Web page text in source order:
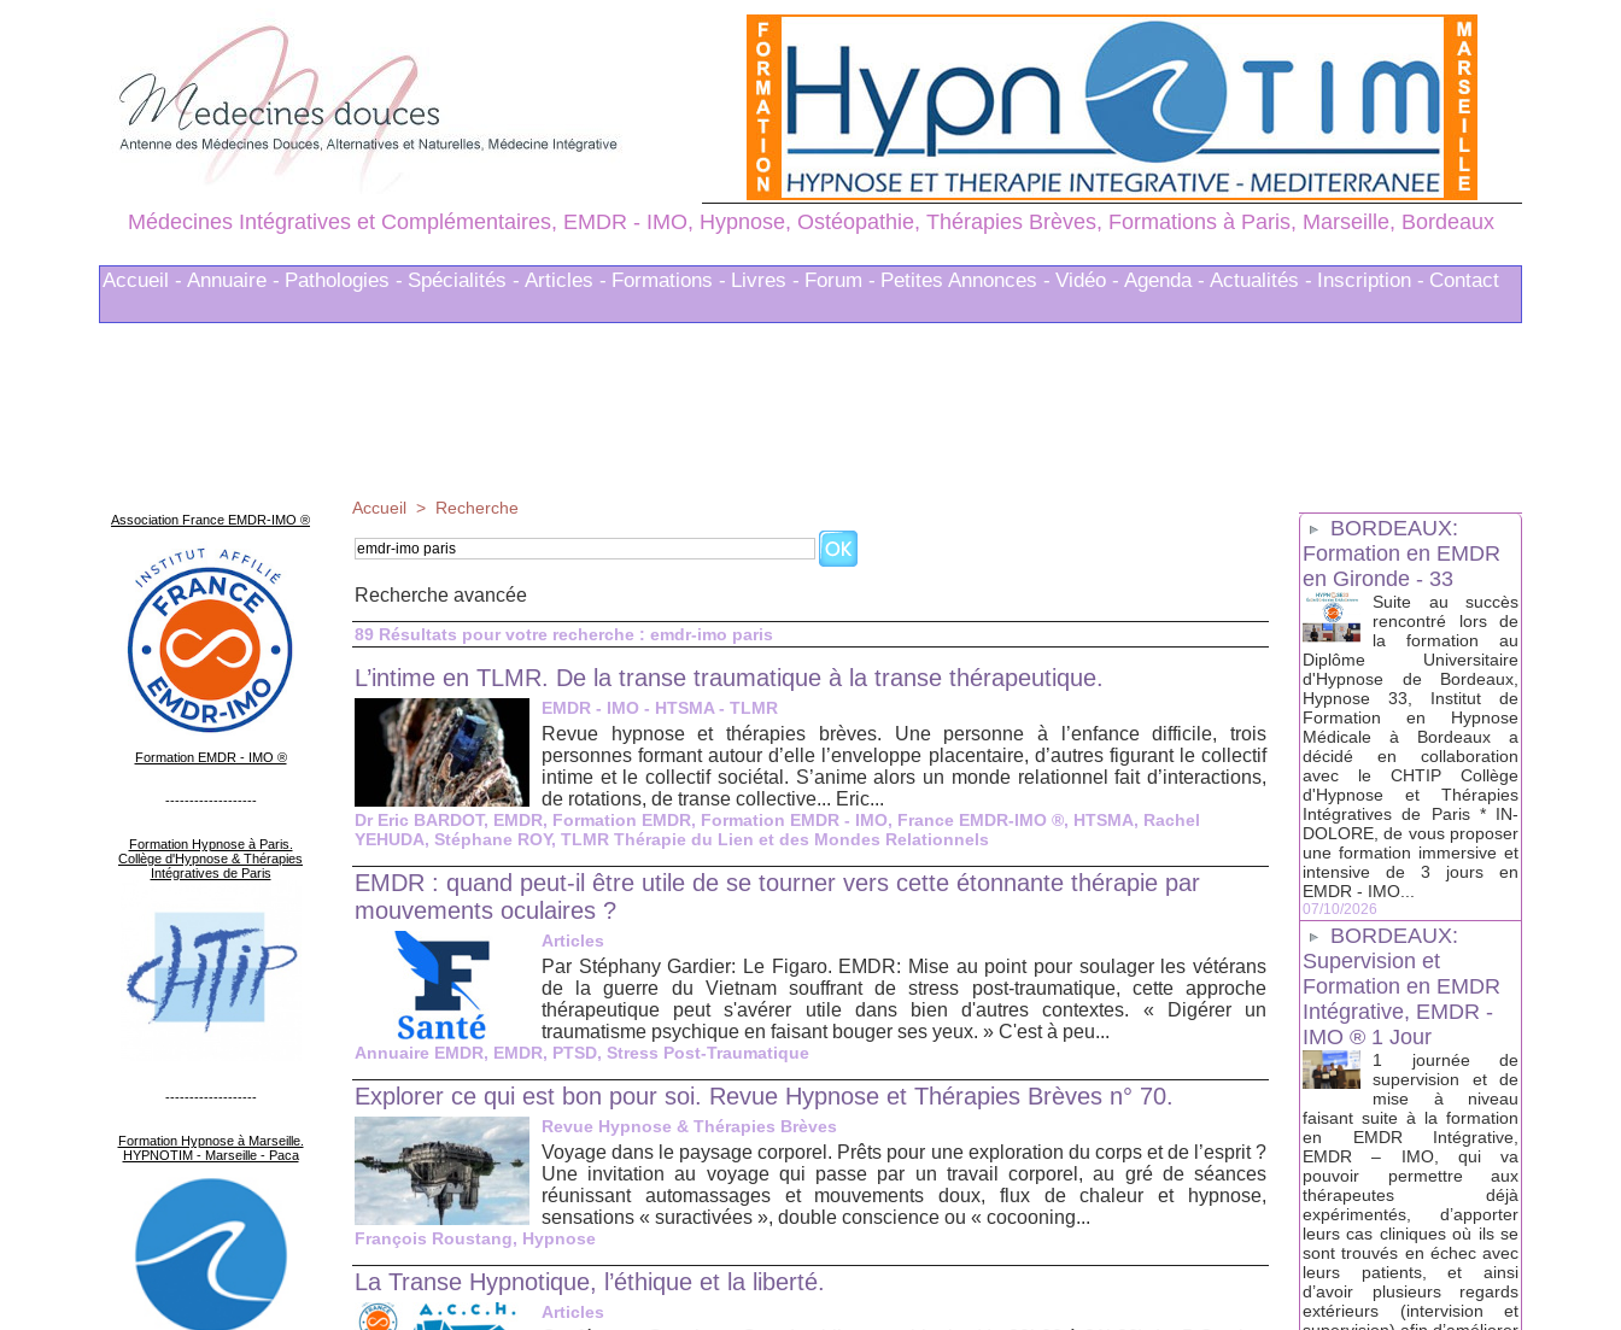
Médecines Intégratives et Complémentaires, EMDR - IMO, Hypnose, Ostéopathie, Thérapies Brèves, Formations à Paris, Marseille, Bordeaux
Accueil - Annuaire - Pathologies - Spécialités - Articles - Formations - Livres - Forum - Petites Annonces - Vidéo - Agenda - Actualités - Inscription - Contact
Association France EMDR-IMO ®
Formation EMDR - IMO ®
-------------------
Formation Hypnose à Paris.
Collège d'Hypnose & Thérapies
Intégratives de Paris
-------------------
Formation Hypnose à Marseille.
HYPNOTIM - Marseille - Paca
Accueil > Recherche
Recherche avancée
89 Résultats pour votre recherche : emdr-imo paris
L’intime en TLMR. De la transe traumatique à la transe thérapeutique.
EMDR - IMO - HTSMA - TLMR
Revue hypnose et thérapies brèves. Une personne à l’enfance difficile, trois
personnes formant autour d’elle l’enveloppe placentaire, d’autres figurant le collectif
intime et le collectif sociétal. S’anime alors un monde relationnel fait d’interactions,
de rotations, de transe collective... Eric...
Dr Eric BARDOT, EMDR, Formation EMDR, Formation EMDR - IMO, France EMDR-IMO ®, HTSMA, Rachel
YEHUDA, Stéphane ROY, TLMR Thérapie du Lien et des Mondes Relationnels
EMDR : quand peut-il être utile de se tourner vers cette étonnante thérapie par
mouvements oculaires ?
Articles
Par Stéphany Gardier: Le Figaro. EMDR: Mise au point pour soulager les vétérans
de la guerre du Vietnam souffrant de stress post-traumatique, cette approche
thérapeutique peut s'avérer utile dans bien d'autres contextes. « Digérer un
traumatisme psychique en faisant bouger ses yeux. » C'est à peu...
Annuaire EMDR, EMDR, PTSD, Stress Post-Traumatique
Explorer ce qui est bon pour soi. Revue Hypnose et Thérapies Brèves n° 70.
Revue Hypnose & Thérapies Brèves
Voyage dans le paysage corporel. Prêts pour une exploration du corps et de l’esprit ?
Une invitation au voyage qui passe par un travail corporel, au gré de séances
réunissant automassages et mouvements doux, flux de chaleur et hypnose,
sensations « suractivées », double conscience ou « cocooning...
François Roustang, Hypnose
La Transe Hypnotique, l’éthique et la liberté.
Articles
BORDEAUX:
Formation en EMDR
en Gironde - 33
Suite au succès
rencontré lors de
la formation au
Diplôme Universitaire
d'Hypnose de Bordeaux,
Hypnose 33, Institut de
Formation en Hypnose
Médicale à Bordeaux a
décidé en collaboration
avec le CHTIP Collège
d'Hypnose et Thérapies
Intégratives de Paris * IN-
DOLORE, de vous proposer
une formation immersive et
intensive de 3 jours en
EMDR - IMO...
07/10/2026
BORDEAUX:
Supervision et
Formation en EMDR
Intégrative, EMDR -
IMO ® 1 Jour
1 journée de
supervision et de
mise à niveau
faisant suite à la formation
en EMDR Intégrative,
EMDR – IMO, qui va
pouvoir permettre aux
thérapeutes déjà
expérimentés, d’apporter
leurs cas cliniques où ils se
sont trouvés en échec avec
leurs patients, et ainsi
d’avoir plusieurs regards
extérieurs (intervision et